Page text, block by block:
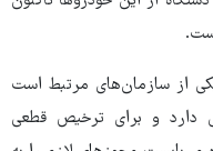
از سازمان‌های مرتبط است
دارد و برای ترخیص قطعی